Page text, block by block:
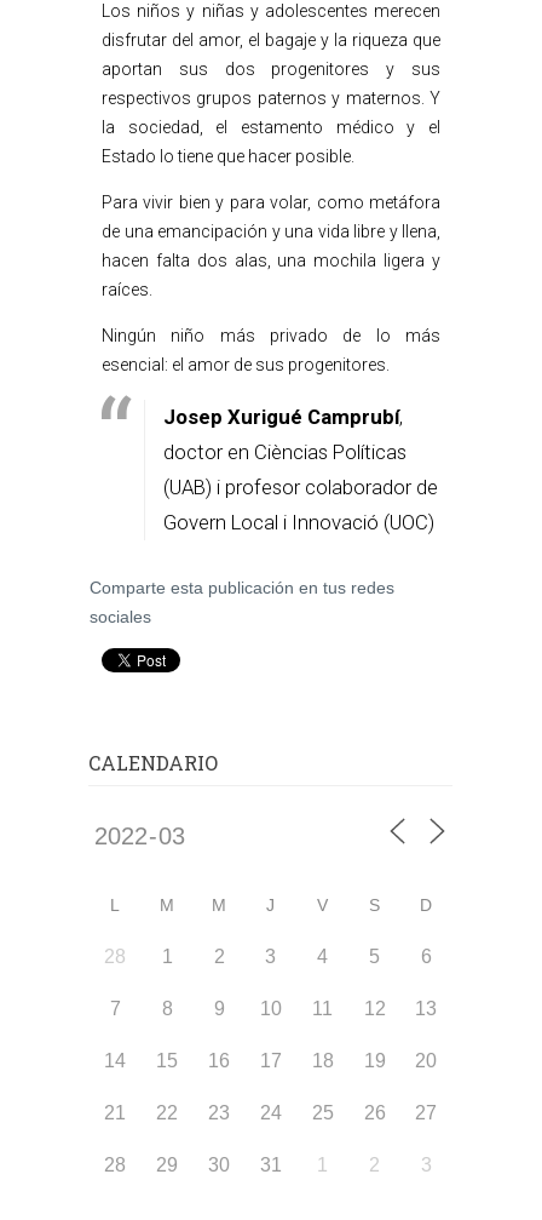
Los niños y niñas y adolescentes merecen
disfrutar del amor, el bagaje y la riqueza que
aportan sus dos progenitores y sus
respectivos grupos paternos y maternos. Y
la sociedad, el estamento médico y el
Estado lo tiene que hacer posible.
Para vivir bien y para volar, como metáfora
de una emancipación y una vida libre y llena,
hacen falta dos alas, una mochila ligera y
raíces.
Ningún niño más privado de lo más
esencial: el amor de sus progenitores.
Josep Xurigué Camprubí,
doctor en Cièncias Políticas
(UAB) i profesor colaborador de
Govern Local i Innovació (UOC)
Comparte esta publicación en tus redes
sociales
CALENDARIO
L M M J V S D
28 1 2 3 4 5 6
7 8 9 10 11 12 13
14 15 16 17 18 19 20
21 22 23 24 25 26 27
28 29 30 31 1 2 3